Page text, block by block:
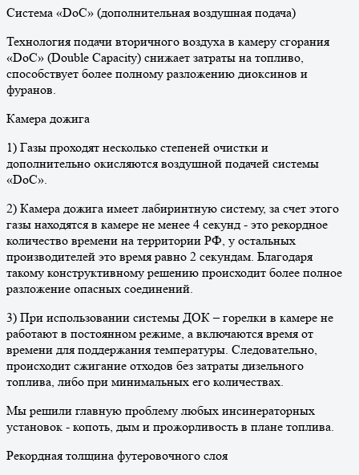
Система «DoC» (дополнительная воздушная подача)
Технология подачи вторичного воздуха в камеру сгорания
«DoC» (Double Capacity) снижает затраты на топливо,
способствует более полному разложению диоксинов и
фуранов.
Камера дожига
1) Газы проходят несколько степеней очистки и
дополнительно окисляются воздушной подачей системы
«DoC».
2) Камера дожига имеет лабиринтную систему, за счет этого
газы находятся в камере не менее 4 секунд - это рекордное
количество времени на территории РФ, у остальных
производителей это время равно 2 секундам. Благодаря
такому конструктивному решению происходит более полное
разложение опасных соединений.
3) При использовании системы ДОК – горелки в камере не
работают в постоянном режиме, а включаются время от
времени для поддержания температуры. Следовательно,
происходит сжигание отходов без затраты дизельного
топлива, либо при минимальных его количествах.
Мы решили главную проблему любых инсинераторных
установок - копоть, дым и прожорливость в плане топлива.
Рекордная толщина футеровочного слоя